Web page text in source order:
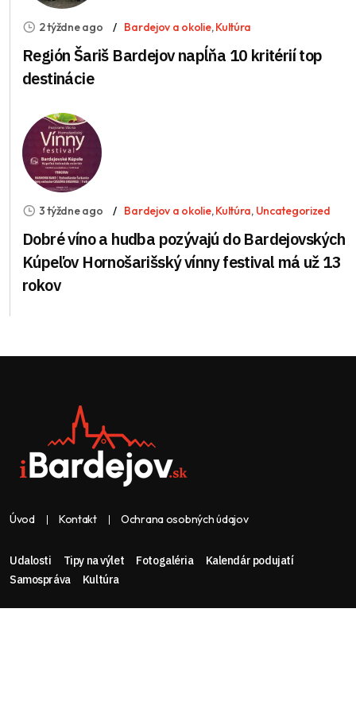
2 týždne ago Bardejov a okolie,Kultúra
Región Šariš Bardejov napĺňa 10 kritérií top
destinácie
3 týždne ago Bardejov a okolie,Kultúra, Uncategorized
Dobré víno a hudba pozývajú do Bardejovských
Kúpeľov Hornošarišský vínny festival má už 13
rokov
Úvod Kontakt Ochrana osobných údajov
Udalosti Tipy na výlet Fotogaléria
Kalendár podujatí
Samospráva
Kultúra